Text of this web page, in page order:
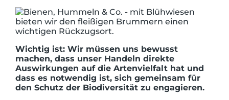
Wichtig ist: Wir müssen uns bewusst
machen, dass unser Handeln direkte
Auswirkungen auf die Artenvielfalt hat und
dass es notwendig ist, sich gemeinsam für
den Schutz der Biodiversität zu engagieren.